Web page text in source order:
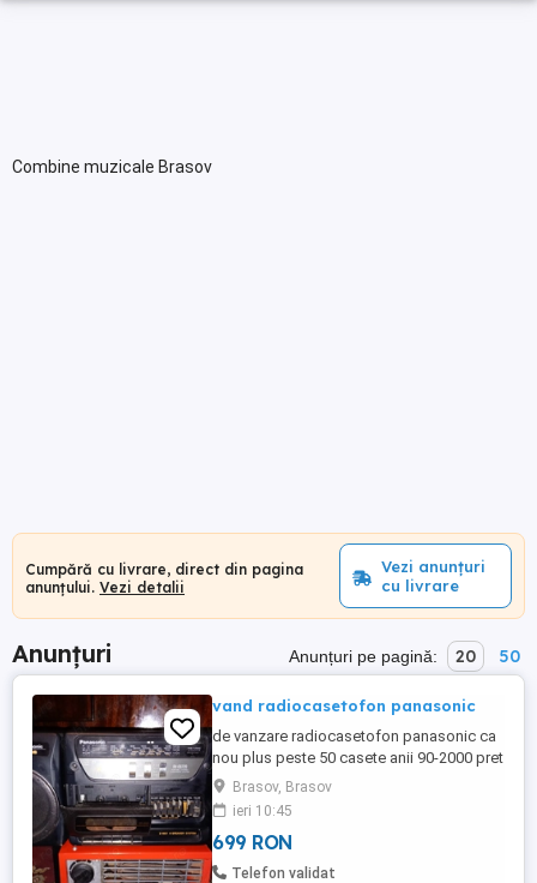
Combine muzicale Brasov
Cumpără cu livrare, direct din pagina
anunțului. Vezi detalii
Vezi anunțuri
cu livrare
Anunțuri Anunțuri pe pagină: 20 50
vand radiocasetofon panasonic
de vanzare radiocasetofon panasonic ca
nou plus peste 50 casete anii 90-2000 pret
total 700lei predare in Azuga, Busteni,
Brasov zero771042116
Brasov, Brasov
ieri 10:45
699 RON
Telefon validat